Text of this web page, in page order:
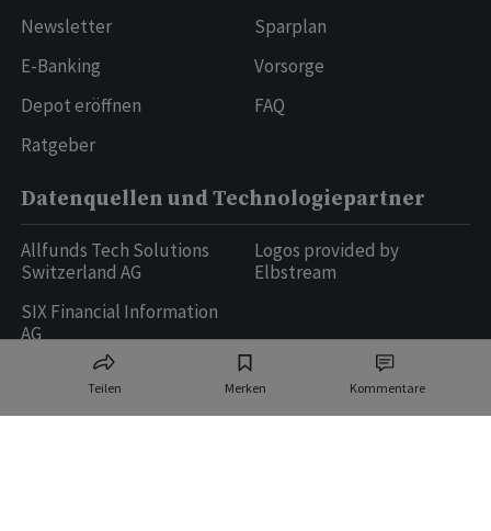
Teilen Merken Kommentare
Newsletter
E-Banking
Depot eröffnen
Ratgeber
Sparplan
Vorsorge
FAQ
Datenquellen und Technologiepartner
Allfunds Tech Solutions
Switzerland AG
SIX Financial Information
AG
Logos provided by
Elbstream
Ringier AG | Ringier Medien Schweiz